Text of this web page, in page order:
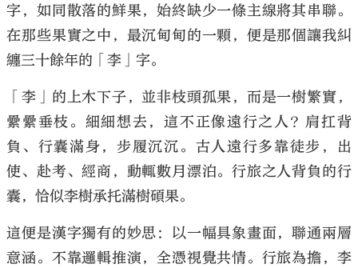
字，如同散落的鮮果，始終缺少一條主線將其串聯。
在那些果實之中，最沉甸甸的一顆，便是那個讓我糾
纏三十餘年的「李」字。
「李」的上木下子，並非枝頭孤果，而是一樹繁實，
纍纍垂枝。細細想去，這不正像遠行之人？肩扛背
負、行囊滿身，步履沉沉。古人遠行多靠徒步，出
使、赴考、經商，動輒數月漂泊。行旅之人背負的行
囊，恰似李樹承托滿樹碩果。
這便是漢字獨有的妙思：以一幅具象畫面，聯通兩層
意涵。不靠邏輯推演，全憑視覺共情。行旅為擔，李